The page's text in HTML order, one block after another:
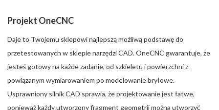
Projekt OneCNC
Daje to Twojemu sklepowi najlepszą możliwą podstawę do
przetestowanych w sklepie narzędzi CAD. OneCNC gwarantuje, że
jesteś gotowy na każde zadanie, od szkieletu i powierzchni z
powiązanym wymiarowaniem po modelowanie bryłowe.
Usprawniony silnik CAD sprawia, że projektowanie jest łatwe,
ponieważ każdy utworzony fragment geometrii można utworzyć